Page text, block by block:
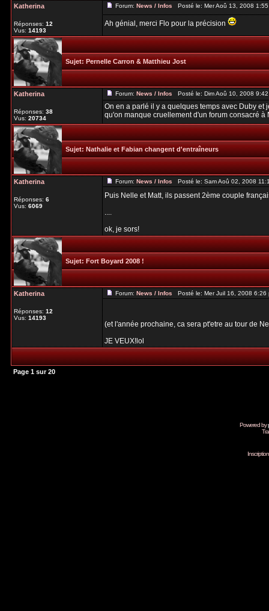
Katherina
Réponses:12
Vus:14193
Forum:News / InfosPosté le: Mer Aoû 13, 2008
Ah génial, merci Flo pour la précision
Sujet:Pernelle Carron & Matthieu Jost
Katherina
Réponses:38
Vus:20734
Forum:News / InfosPosté le: Dim Aoû 10, 2008
On en a parlé il y a quelques temps avec Duby
qu'on manque cruellement d'un forum consacré à
Sujet:Nathalie et Fabian changent d'entraîneurs
Katherina
Réponses:6
Vus:6069
Forum:News / InfosPosté le: Sam Aoû 02, 2008
Puis Nelle et Matt, ils passent 2ème couple
....
ok, je sors!
Sujet:Fort Boyard 2008 !
Katherina
Réponses:12
Vus:14193
Forum:News / InfosPosté le: Mer Juil 16, 2008
(et l'année prochaine, ca sera pt'etre au tour de
JE VEUX!lol
Page 1 sur20
Powered by